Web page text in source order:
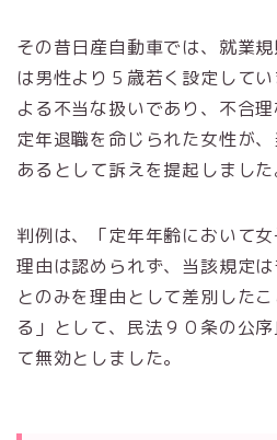
その昔日産自動車では、就業
は男性より５歳若く設定して
よる不当な扱いであり、不合理
定年退職を命じられた女性が
あるとして訴えを提起しました
判例は、「定年年齢において
理由は認められず、当該規定
とのみを理由として差別した
る」として、民法９０条の公
て無効としました。